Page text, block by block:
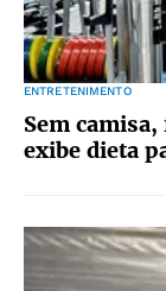
ENTRETENIMENTO
Sem
exibe dieta